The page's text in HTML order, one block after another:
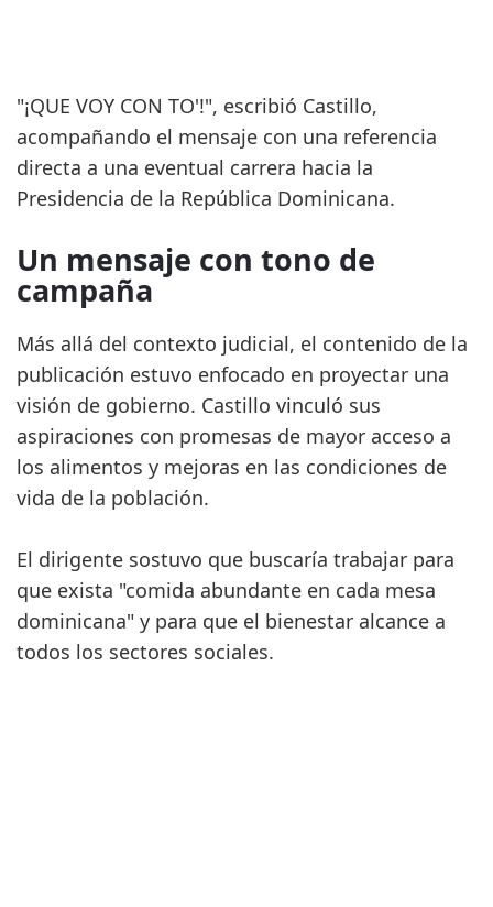
"¡QUE VOY CON TO'!", escribió Castillo,
acompañando el mensaje con una referencia
directa a una eventual carrera hacia la
Presidencia de la República Dominicana.
Un mensaje con tono de
campaña
Más allá del contexto judicial, el contenido de la
publicación estuvo enfocado en proyectar una
visión de gobierno. Castillo vinculó sus
aspiraciones con promesas de mayor acceso a
los alimentos y mejoras en las condiciones de
vida de la población.
El dirigente sostuvo que buscaría trabajar para
que exista "comida abundante en cada mesa
dominicana" y para que el bienestar alcance a
todos los sectores sociales.